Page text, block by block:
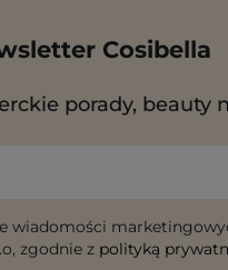
Cosibella
porady, beauty
wiadomości
zgodnie z polityką